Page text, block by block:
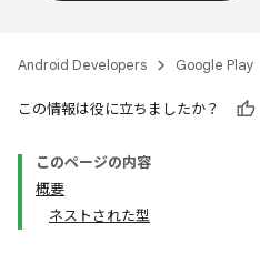
Android Developers Google Play
この情報は役に立ちましたか？
このページの内容
概要
ネストされた型